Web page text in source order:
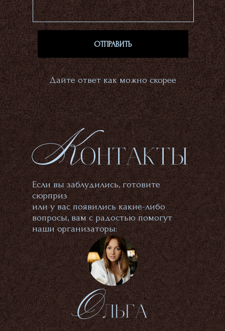
ОТПРАВИТЬ
Дайте ответ как можно скорее
Если вы заблудились, готовите
сюрприз
или у вас появились какие-либо
вопросы, вам с радостью помогут
наши организаторы: